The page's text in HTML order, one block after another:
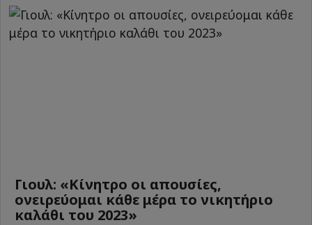
Γιουλ: «Κίνητρο οι απουσίες,
ονειρεύομαι κάθε μέρα το νικητήριο
καλάθι του 2023»